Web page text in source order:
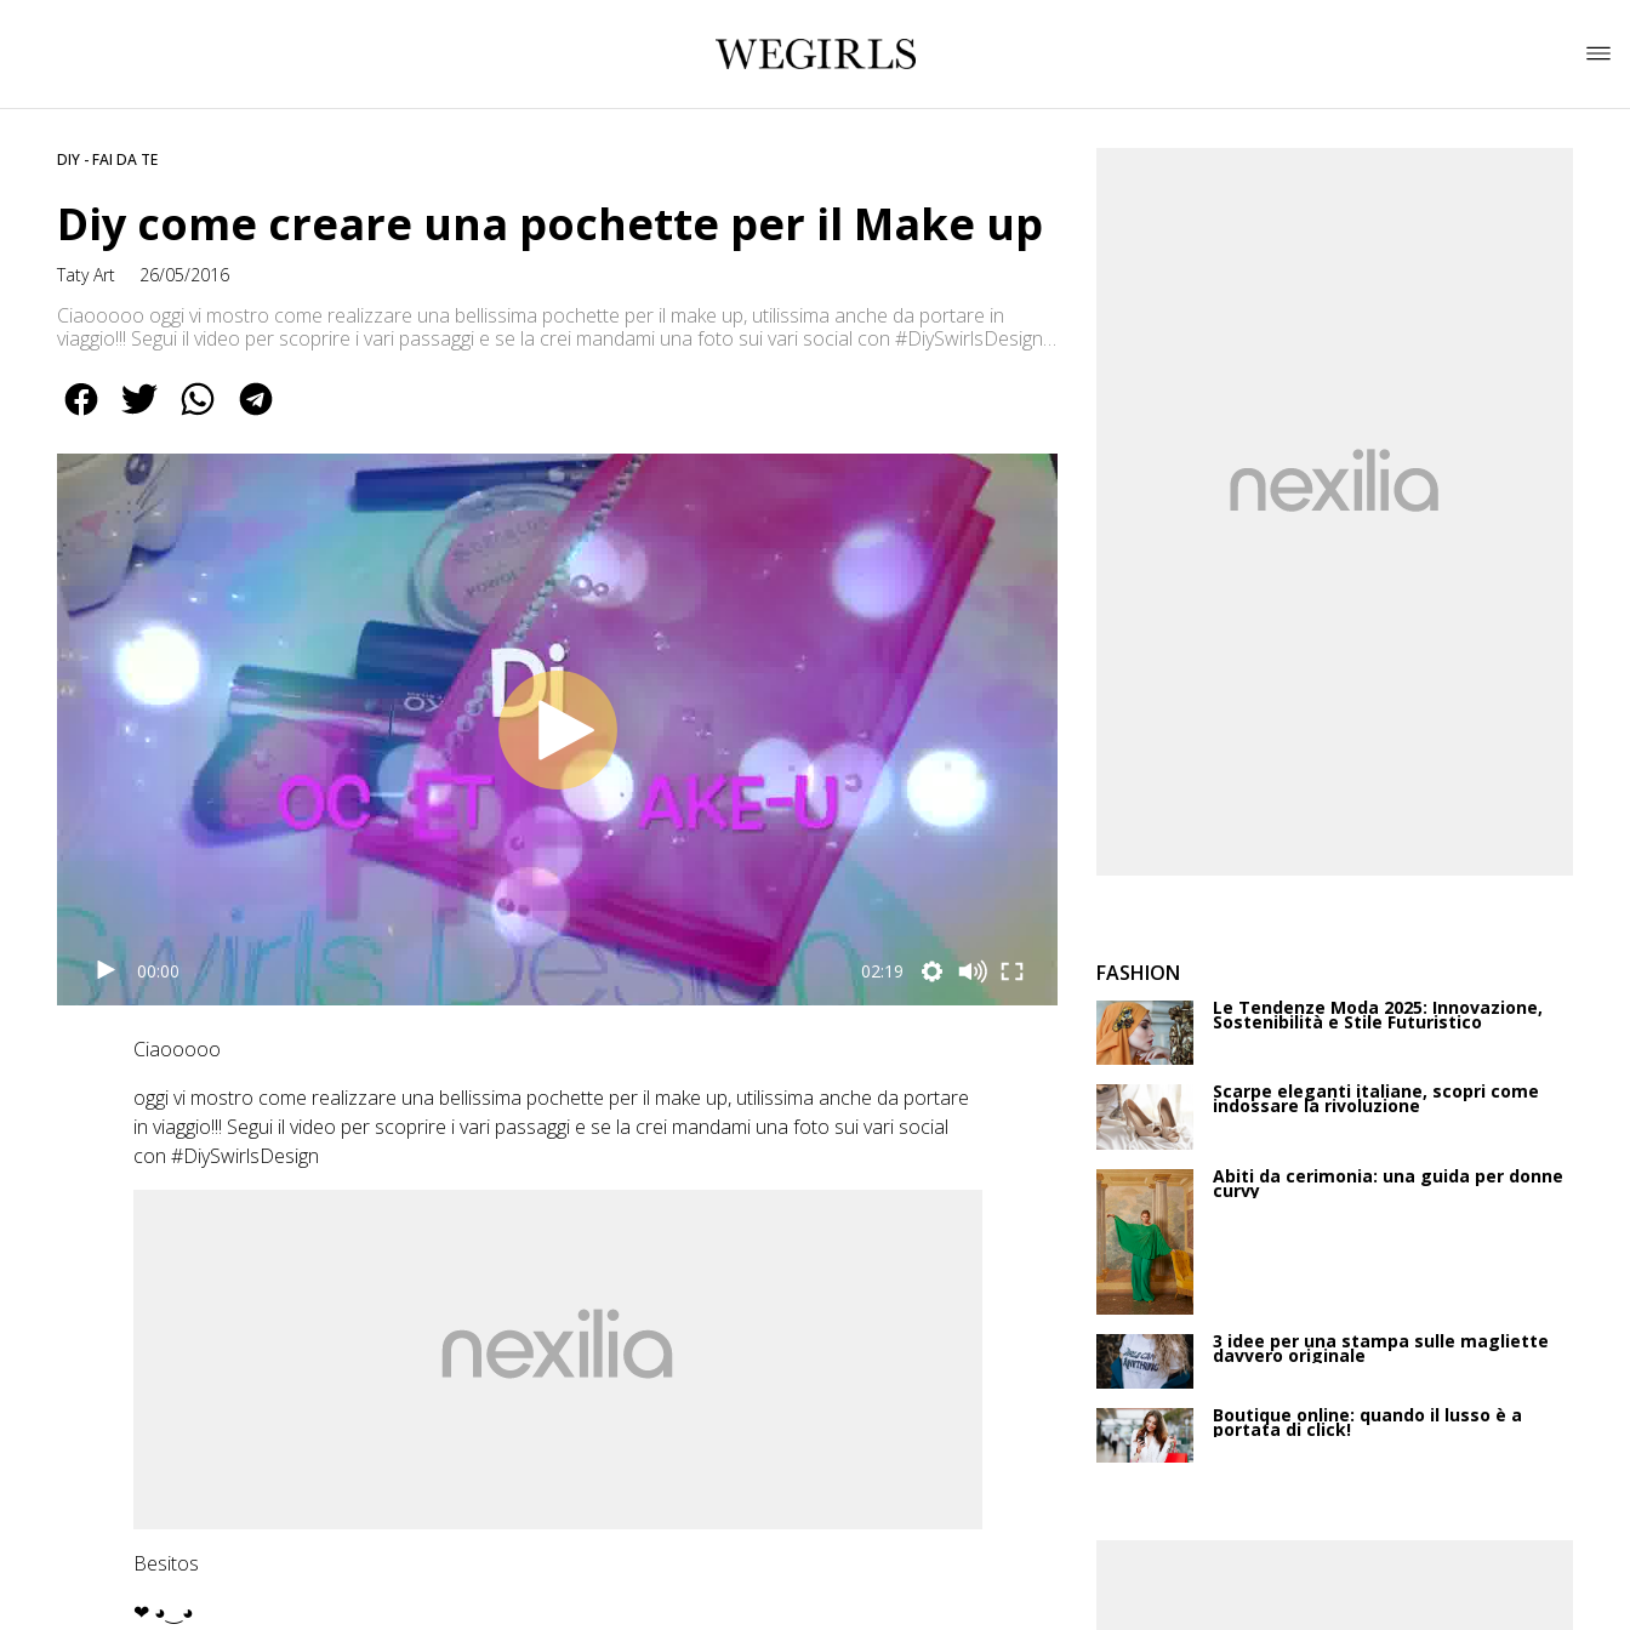
DIY - FAI DA TE
Diy come creare una pochette per il Make up
Taty Art 26/05/2016
Ciaooooo oggi vi mostro come realizzare una bellissima pochette per il make up, utilissima anche da portare in
viaggio!!! Segui il video per scoprire i vari passaggi e se la crei mandami una foto sui vari social con #DiySwirlsDesign
https://www.youtube.com/user/SwirlsDesign10 […]
00:00 02:19
Ciaooooo
oggi vi mostro come realizzare una bellissima pochette per il make up, utilissima anche da portare
in viaggio!!! Segui il video per scoprire i vari passaggi e se la crei mandami una foto sui vari social
con #DiySwirlsDesign
Besitos
❤ ◕‿◕
FASHION
Le Tendenze Moda 2025: Innovazione,
Sostenibilità e Stile Futuristico
Scarpe eleganti italiane, scopri come
indossare la rivoluzione
Abiti da cerimonia: una guida per donne
curvy
3 idee per una stampa sulle magliette
davvero originale
Boutique online: quando il lusso è a
portata di click!